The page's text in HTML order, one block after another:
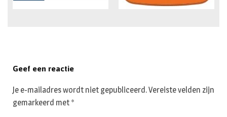
Geef een reactie
Je e-mailadres wordt niet gepubliceerd.Vereiste velden zijn
gemarkeerd met *